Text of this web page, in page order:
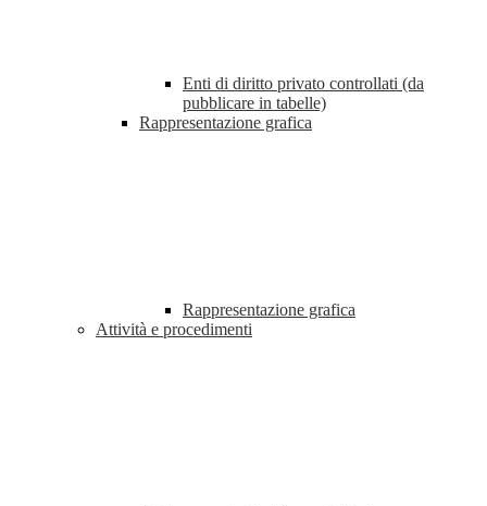
Enti di diritto privato controllati (da
pubblicare in tabelle)
Rappresentazione grafica
Rappresentazione grafica
Attività e procedimenti